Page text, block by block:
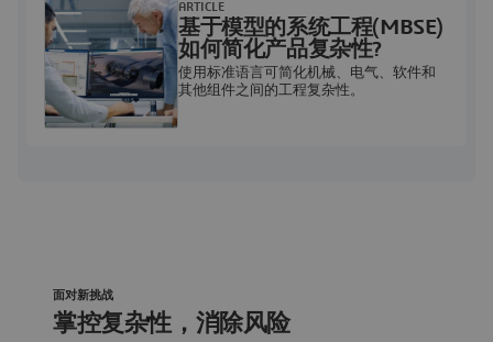
基于模型的系统工程(MBSE)
如何简化产品复杂性?
使用标准语言可简化机械、电气、软件和
其他组件之间的工程复杂性。
ARTICLE
掌控复杂性，消除风险
面对新挑战